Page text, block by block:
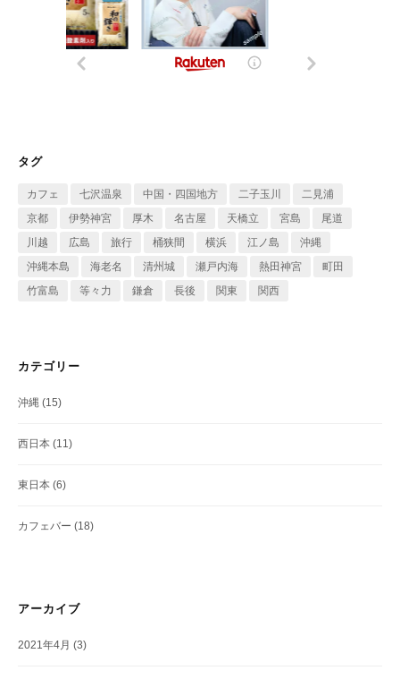
タグ
カフェ 七沢温泉 中国・四国地方 二子玉川 二見浦
京都 伊勢神宮 厚木 名古屋 天橋立 宮島 尾道
川越 広島 旅行 桶狭間 横浜 江ノ島 沖縄
沖縄本島 海老名 清州城 瀬戸内海 熱田神宮 町田
竹富島 等々力 鎌倉 長後 関東 関西
カテゴリー
沖縄 (15)
西日本 (11)
東日本 (6)
カフェバー (18)
アーカイブ
2021年4月 (3)